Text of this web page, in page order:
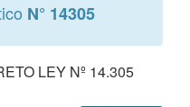
N° 14305
LEY Nº 14.305